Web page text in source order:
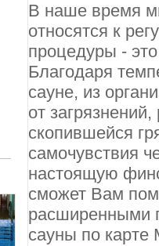
В наше время
относятся к
процедуры -
Благодаря
сауне, из
от
скопившейся
самочувствия
настоящую
сможет Вам
расширенными
сауны по